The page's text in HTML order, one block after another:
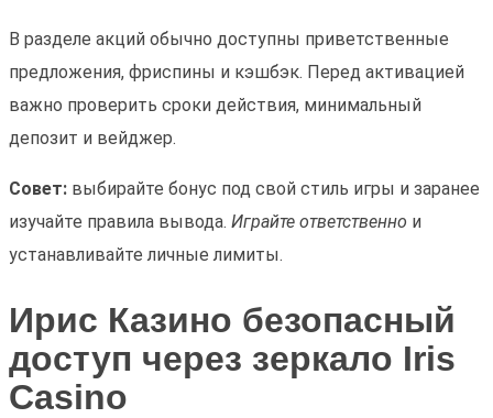
В разделе акций обычно доступны приветственные
предложения, фриспины и кэшбэк. Перед активацией
важно проверить сроки действия, минимальный
депозит и вейджер.
Совет: выбирайте бонус под свой стиль игры и заранее
изучайте правила вывода. Играйте ответственно и
устанавливайте личные лимиты.
Ирис Казино безопасный
доступ через зеркало Iris
Casino